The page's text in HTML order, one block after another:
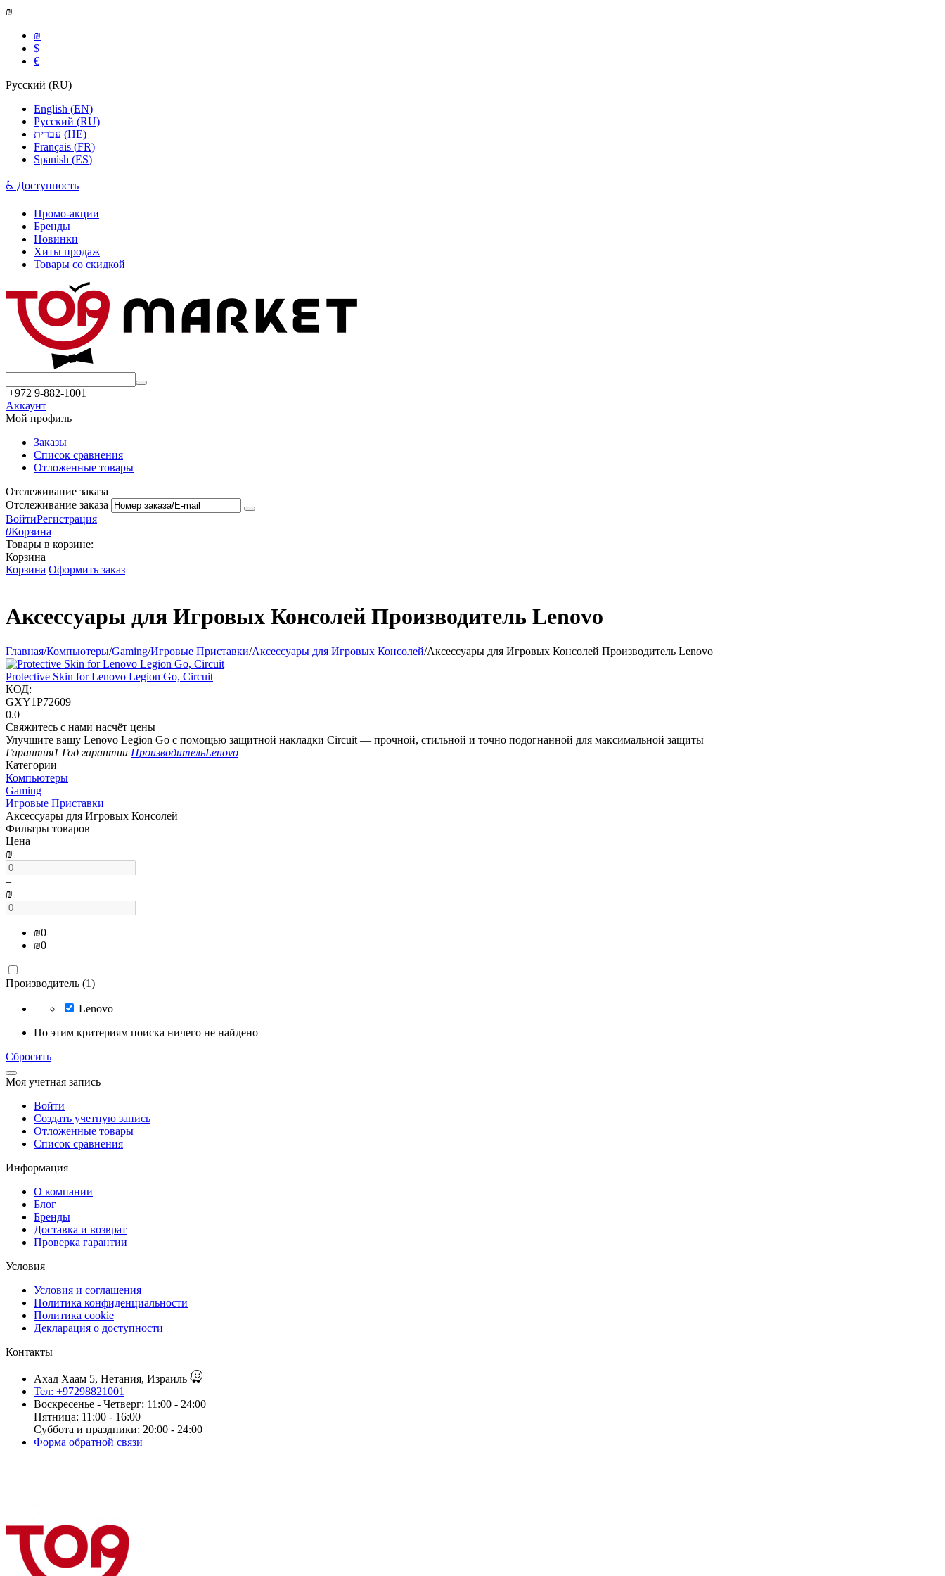
₪
₪
$
€
Русский (RU)
English (EN)
Русский (RU)
(HE)
Français (FR)
Spanish (ES)
♿ Доступность
Промо-акции
Бренды
Новинки
Хиты продаж
Товары со скидкой
+972 9-882-1001
Аккаунт
Мой профиль
Заказы
Список сравнения
Отложенные товары
Отслеживание заказа
Отслеживание заказа
ВойтиРегистрация
0Корзина
Товары в корзине:
Корзина
Корзина Оформить заказ
Аксессуары для Игровых Консолей Производитель Lenovo
Главная/Компьютеры/Gaming/Игровые Приставки/Аксессуары для Игровых Консолей/Аксессуары для Игровых Консолей Производитель Lenovo
Protective Skin for Lenovo Legion Go, Circuit
КОД:
GXY1P72609
0.0
Свяжитесь с нами насчёт цены
Улучшите вашу Lenovo Legion Go с помощью защитной накладки Circuit — прочной, стильной и точно подогнанной для максимальной защиты
Гарантия1 Год гарантии ПроизводительLenovo
Категории
Компьютеры
Gaming
Игровые Приставки
Аксессуары для Игровых Консолей
Фильтры товаров
Цена
₪
–
₪
₪0
₪0
Производитель (1)
Lenovo
По этим критериям поиска ничего не найдено
Сбросить
Моя учетная запись
Войти
Создать учетную запись
Отложенные товары
Список сравнения
Информация
О компании
Блог
Бренды
Доставка и возврат
Проверка гарантии
Условия
Условия и соглашения
Политика конфиденциальности
Политика cookie
Декларация о доступности
Контакты
Ахад Хаам 5, Нетания, Израиль
Тел: +97298821001
Воскресенье - Четверг: 11:00 - 24:00
Пятница: 11:00 - 16:00
Суббота и праздники: 20:00 - 24:00
Форма обратной связи